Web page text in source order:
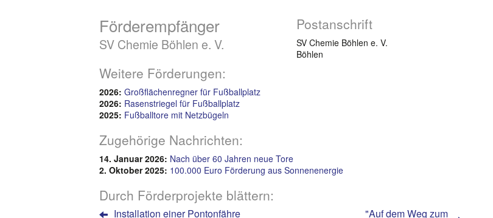
Förderempfänger
SV Chemie Böhlen e. V.
Postanschrift
SV Chemie Böhlen e. V.
Böhlen
Weitere Förderungen:
2026: Großflächenregner für Fußballplatz
2026: Rasenstriegel für Fußballplatz
2025: Fußballtore mit Netzbügeln
Zugehörige Nachrichten:
14. Januar 2026: Nach über 60 Jahren neue Tore
2. Oktober 2025: 100.000 Euro Förderung aus Sonnenenergie
Durch Förderprojekte blättern:
Installation einer Pontonfähre "Auf dem Weg zum